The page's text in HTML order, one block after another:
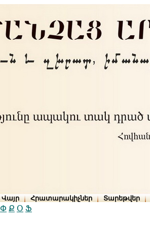
Վայր Հրատարակիչներ Տարեթվեր
Փ Ք Օ Ֆ